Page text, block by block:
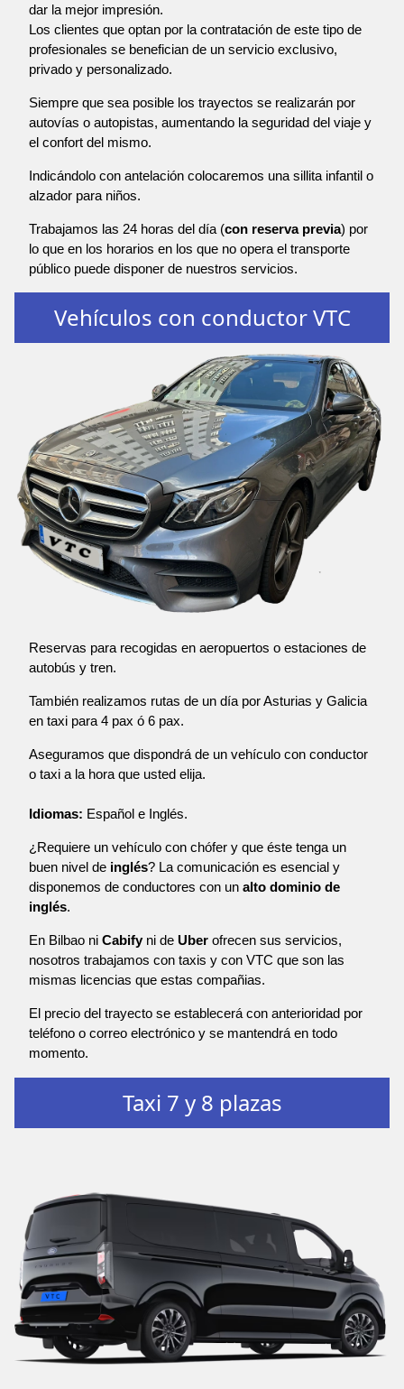
dar la mejor impresión.
Los clientes que optan por la contratación de este tipo de
profesionales se benefician de un servicio exclusivo,
privado y personalizado.
Siempre que sea posible los trayectos se realizarán por
autovías o autopistas, aumentando la seguridad del viaje y
el confort del mismo.
Indicándolo con antelación colocaremos una sillita infantil o
alzador para niños.
Trabajamos las 24 horas del día (con reserva previa) por
lo que en los horarios en los que no opera el transporte
público puede disponer de nuestros servicios.
Vehículos con conductor VTC
Reservas para recogidas en aeropuertos o estaciones de
autobús y tren.
También realizamos rutas de un día por Asturias y Galicia
en taxi para 4 pax ó 6 pax.
Aseguramos que dispondrá de un vehículo con conductor
o taxi a la hora que usted elija.
Idiomas: Español e Inglés.
¿Requiere un vehículo con chófer y que éste tenga un
buen nivel de inglés? La comunicación es esencial y
disponemos de conductores con un alto dominio de
inglés.
En Bilbao ni Cabify ni de Uber ofrecen sus servicios,
nosotros trabajamos con taxis y con VTC que son las
mismas licencias que estas compañias.
El precio del trayecto se establecerá con anterioridad por
teléfono o correo electrónico y se mantendrá en todo
momento.
Taxi 7 y 8 plazas